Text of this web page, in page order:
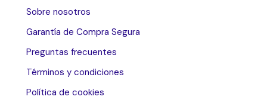
Sobre nosotros
Garantía de Compra Segura
Preguntas frecuentes
Términos y condiciones
Política de cookies